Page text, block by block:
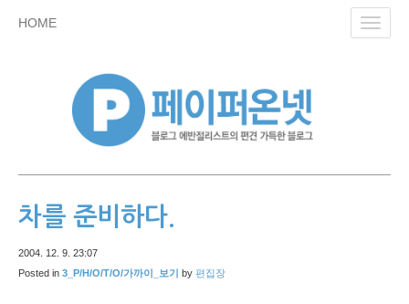
HOME
차를 준비하다.
2004. 12. 9. 23:07
Posted in 3_P/H/O/T/O/가까이_보기 by 편집장